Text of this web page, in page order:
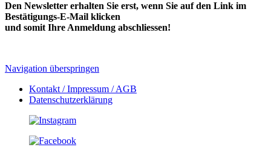
Den Newsletter erhalten Sie erst, wenn Sie auf den Link im
Bestätigungs-E-Mail klicken
und somit Ihre Anmeldung abschliessen!
Navigation überspringen
Kontakt / Impressum / AGB
Datenschutzerklärung